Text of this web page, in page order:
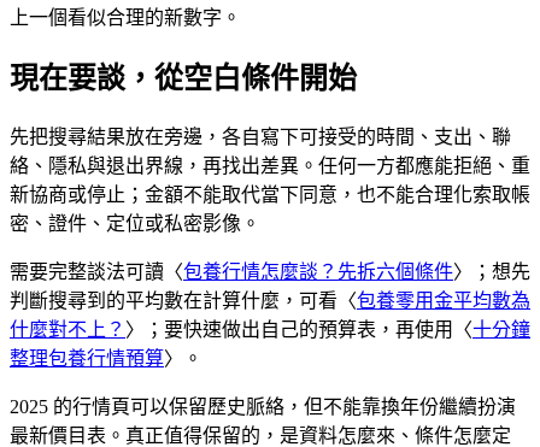
上一個看似合理的新數字。
現在要談，從空白條件開始
先把搜尋結果放在旁邊，各自寫下可接受的時間、支出、聯
絡、隱私與退出界線，再找出差異。任何一方都應能拒絕、重
新協商或停止；金額不能取代當下同意，也不能合理化索取帳
密、證件、定位或私密影像。
需要完整談法可讀〈包養行情怎麼談？先拆六個條件〉；想先
判斷搜尋到的平均數在計算什麼，可看〈包養零用金平均數為
什麼對不上？ 〉；要快速做出自己的預算表，再使用〈十分鐘
整理包養行情預算〉。
2025 的行情頁可以保留歷史脈絡，但不能靠換年份繼續扮演
最新價目表。真正值得保留的，是資料怎麼來、條件怎麼定